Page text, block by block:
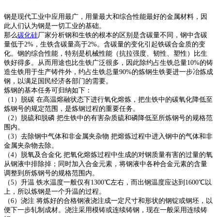
钢是现代工业中应用最广，用量最大和综合性能最好的金属材料，因
此人们认为钢是一切工业的基础。
那么碳化硅厂家分析钢和生铁的根本的区别是含碳量不同，钢中含碳
量低于2%，生铁含碳量高于2%。含碳量的变化引起铁碳合金质的变
化。钢的综合性能，特别是机械性能（抗拉强度、韧性、塑性）比生
铁好得多。从而用途也比生铁广泛很多，因此除约占生铁总量10%的铸
造生铁用于生产铸件外，约占生铁总量90%的炼钢生铁要进一步冶炼成
钢，以满足国民经济各部门的需要。
炼钢的基本任务可归纳如下：
（1）脱碳 在高温熔融状态下进行氧化熔炼，把生铁中的碳氧化降低至
炼钢号的规定范围，是炼钢过程的重要任务。
（2）脱硫和脱磷 把生铁中的有害杂质硫和磷降低至所炼钢号的规格范
围内。
（3）去除钢中气体和非金属夹杂物 把熔炼过程中进入钢中的气体和非
金属夹杂物去除。
（4）脱氧及合金化 把氧化熔炼过程中生成的对钢质量有害的过量的氧
从钢液中排除掉；同时加入合金元素，将钢液中各种合金元素的含量
调整到所炼钢号的规格范围内。
（5）升温 铁水温度一般仅有1300℃左右，而出钢温度应达到1600℃以
上，所以炼钢是一个升温的过程。
（6）浇注 将炼好的合格钢液浇注成一定尺寸和形状的钢锭或钢坯，以
便下一步轧制成材。浇注采用模铸或连续铸钢，现在一般采用连续铸